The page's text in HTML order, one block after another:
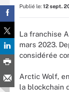
Publié le: 12 sept.
La franchise
mars 2023.
considérée
Arctic Wolf,
la blockchain